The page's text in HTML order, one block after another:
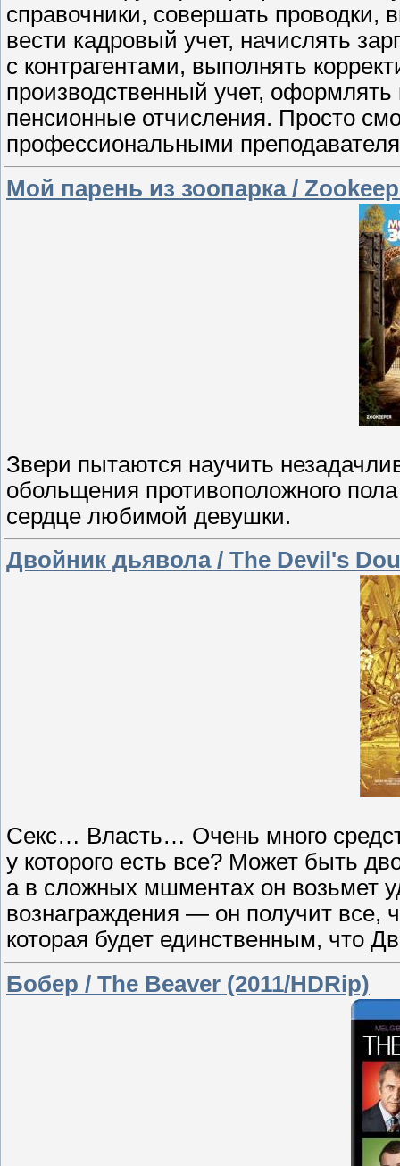
справочники, совершать проводки,
вести кадровый учет, начислять
с контрагентами, выполнять
производственный учет,
пенсионные отчисления. Просто
профессиональными
Мой парень из зоопарка /
Звери пытаются научить
обольщения противоположного
сердце любимой девушки.
Двойник дьявола / The Devil's
Секс… Власть… Очень много
у которого есть все? Может быть
а в сложных мшментах он возьмет
вознаграждения — он получит все,
которая будет единственным, что
Бобер / The Beaver (2011/HDRip)